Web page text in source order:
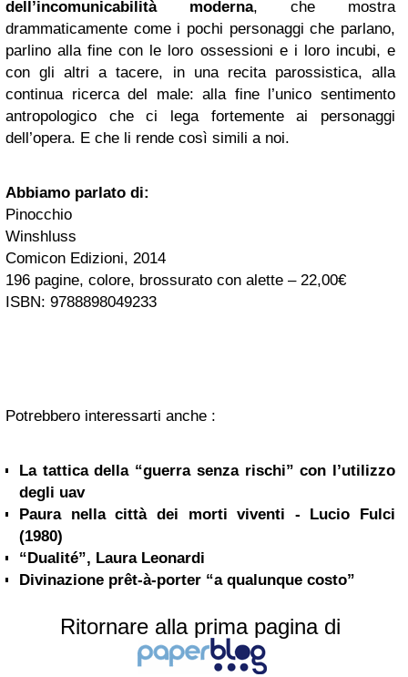
dell’incomunicabilità moderna, che mostra
drammaticamente come i pochi personaggi che parlano,
parlino alla fine con le loro ossessioni e i loro incubi, e
con gli altri a tacere, in una recita parossistica, alla
continua ricerca del male: alla fine l’unico sentimento
antropologico che ci lega fortemente ai personaggi
dell’opera. E che li rende così simili a noi.
Abbiamo parlato di:
Pinocchio
Winshluss
Comicon Edizioni, 2014
196 pagine, colore, brossurato con alette – 22,00€
ISBN: 9788898049233
Potrebbero interessarti anche :
La tattica della “guerra senza rischi” con l’utilizzo
degli uav
Paura nella città dei morti viventi - Lucio Fulci
(1980)
“Dualité”, Laura Leonardi
Divinazione prêt-à-porter “a qualunque costo”
Ritornare alla prima pagina di